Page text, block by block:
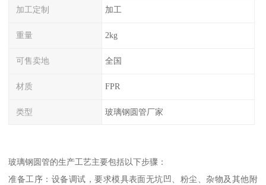
加工定制 加工
重量 2kg
可售卖地 全国
材质 FPR
类型 玻璃钢圆管厂家
玻璃钢圆管的生产工艺主要包括以下步骤：
准备工序：设备调试，要求模具表面无坑凹、粉尘、杂物及其他附